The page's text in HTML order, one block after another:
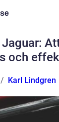
se
och
Karl Lindgren